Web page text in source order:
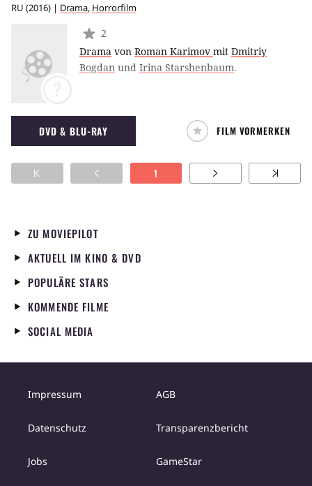
RU (2016) | Drama, Horrorfilm
2
Drama von Roman Karimov mit Dmitriy
Bogdan und Irina Starshenbaum.
DVD & BLU-RAY FILM VORMERKEN
1
ZU MOVIEPILOT
AKTUELL IM KINO & DVD
POPULÄRE STARS
KOMMENDE FILME
SOCIAL MEDIA
Impressum AGB
Datenschutz Transparenzbericht
Jobs GameStar